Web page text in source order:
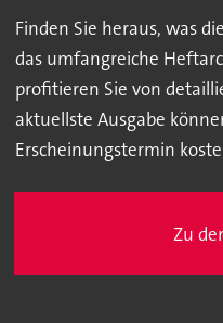
Finden Sie heraus, was
das umfangreiche
profitieren Sie von
aktuellste Ausgabe
Erscheinungstermin
Zu